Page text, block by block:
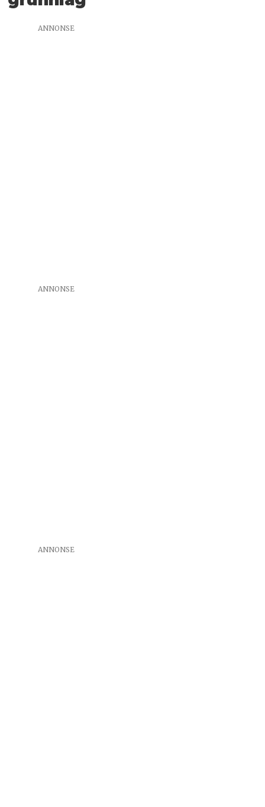
ANNONSE
ANNONSE
ANNONSE